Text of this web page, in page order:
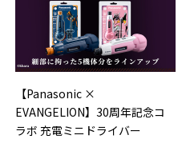
【Panasonic ×
EVANGELION】30周年記念コ
ラボ 充電ミニドライバー